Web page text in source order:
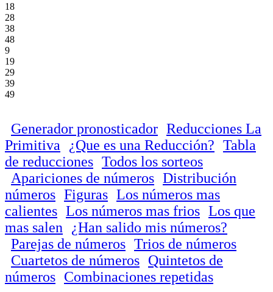
18
28
38
48
9
19
29
39
49
Generador pronosticador Reducciones La
Primitiva
¿Que es una Reducción? Tabla
de reducciones Todos los sorteos
Apariciones de números Distribución
números Figuras Los números mas
calientes Los números mas frios Los que
mas salen
¿Han salido mis números?
Parejas de números Trios de números
Cuartetos de números Quintetos de
números Combinaciones repetidas